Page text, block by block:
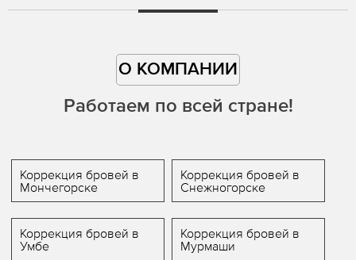
О КОМПАНИИ
Работаем по всей стране!
Коррекция бровей в
Мончегорске
Коррекция бровей в
Снежногорске
Коррекция бровей в
Умбе
Коррекция бровей в
Мурмаши